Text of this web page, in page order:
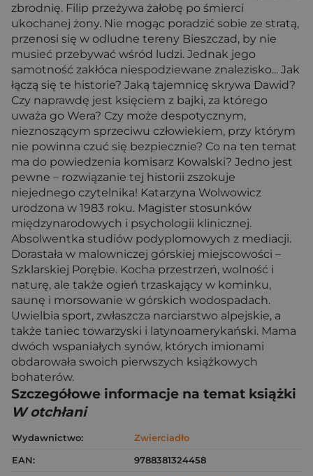
zbrodnię. Filip przeżywa żałobę po śmierci
ukochanej żony. Nie mogąc poradzić sobie ze stratą,
przenosi się w odludne tereny Bieszczad, by nie
musieć przebywać wśród ludzi. Jednak jego
samotność zakłóca niespodziewane znalezisko... Jak
łączą się te historie? Jaką tajemnicę skrywa Dawid?
Czy naprawdę jest księciem z bajki, za którego
uważa go Wera? Czy może despotycznym,
nieznoszącym sprzeciwu człowiekiem, przy którym
nie powinna czuć się bezpiecznie? Co na ten temat
ma do powiedzenia komisarz Kowalski? Jedno jest
pewne – rozwiązanie tej historii zszokuje
niejednego czytelnika! Katarzyna Wolwowicz
urodzona w 1983 roku. Magister stosunków
międzynarodowych i psychologii klinicznej.
Absolwentka studiów podyplomowych z mediacji.
Dorastała w malowniczej górskiej miejscowości –
Szklarskiej Porębie. Kocha przestrzeń, wolność i
naturę, ale także ogień trzaskający w kominku,
saunę i morsowanie w górskich wodospadach.
Uwielbia sport, zwłaszcza narciarstwo alpejskie, a
także taniec towarzyski i latynoamerykański. Mama
dwóch wspaniałych synów, których imionami
obdarowała swoich pierwszych książkowych
bohaterów.
Szczegółowe informacje na temat książki
W otchłani
Wydawnictwo:
Zwierciadło
EAN:
9788381324458